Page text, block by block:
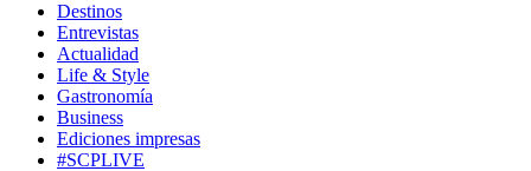
Destinos
Entrevistas
Actualidad
Life & Style
Gastronomía
Business
Ediciones impresas
#SCPLIVE